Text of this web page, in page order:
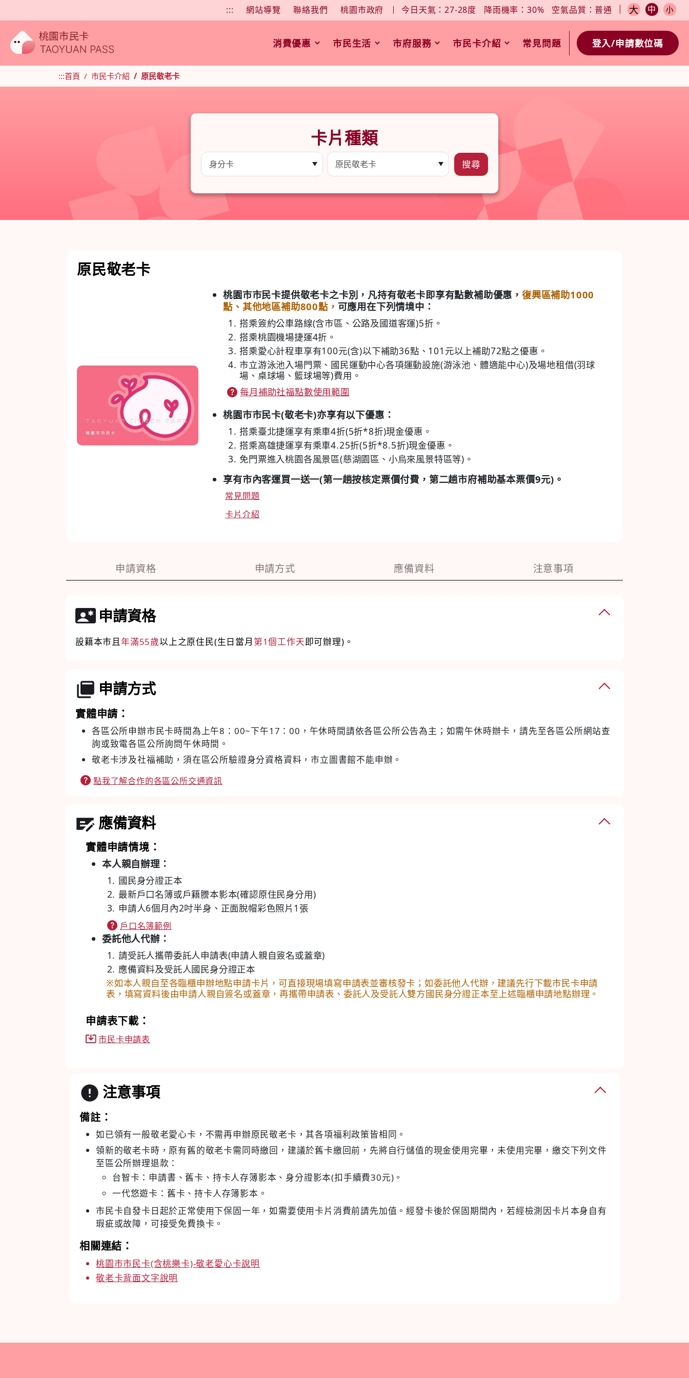
::: 網站導覽 聯絡我們 桃園市政府 今日天氣：27-28度 降雨機率：30% 空氣品質：普通 大 中 小
字型大小： 今日天氣：27-28度 降雨機率：30% 空氣品質：普通
消費優惠 市民生活 市府服務 市民卡介紹 常見問題 登入/申請數位碼
:::首頁 市民卡介紹 原民敬老卡
卡片種類
原民敬老卡
桃園市市民卡提供敬老卡之卡別，凡持有敬老卡即享有點數補助優惠， 復興區補助1000
點、其他地區補助800點， 可應用在下列情境中：
搭乘簽約公車路線(含市區、公路及國道客運)5折。
搭乘桃園機場捷運4折。
搭乘愛心計程車享有100元(含)以下補助36點、101元以上補助72點之優惠。
市立游泳池入場門票、國民運動中心各項運動設施(游泳池、體適能中心)及場地租借(羽球
場、桌球場、籃球場等)費用。
每月補助社福點數使用範圍
桃園市市民卡(敬老卡)亦享有以下優惠：
搭乘臺北捷運享有乘車4折(5折*8折)現金優惠。
搭乘高雄捷運享有乘車4.25折(5折*8.5折)現金優惠。
免門票進入桃園各風景區(慈湖園區、小烏來風景特區等)。
享有市內客運買一送一(第一趟按核定票價付費，第二趟市府補助基本票價9元)。
常見問題
卡片介紹
申請資格 申請方式 應備資料 注意事項
申請資格
設籍本市且年滿55歲以上之原住民(生日當月 第1個工作天即可辦理)。
申請方式
實體申請：
各區公所申辦市民卡時間為上午8：00~下午17：00，午休時間請依各區公所公告為主；如需午休時辦卡，請先至各區公所網站查
詢或致電各區公所詢問午休時間。
敬老卡涉及社福補助，須在區公所驗證身分資格資料，市立圖書館不能申辦。
點我了解合作的各區公所交通資訊
應備資料
實體申請情境：
本人親自辦理：
國民身分證正本
最新戶口名簿或戶籍謄本影本(確認原住民身分用)
申請人6個月內2吋半身、正面脫帽彩色照片1張
戶口名簿範例
委託他人代辦：
請受託人攜帶委託人申請表(申請人親自簽名或蓋章)
應備資料及受託人國民身分證正本
※如本人親自至各臨櫃申辦地點申請卡片，可直接現場填寫申請表並審核發卡；如委託他人代辦，建議先行下載市民卡申請
表，填寫資料後由申請人親自簽名或蓋章，再攜帶申請表、委託人及受託人雙方國民身分證正本至上述臨櫃申請地點辦理。
申請表下載：
市民卡申請表
注意事項
備註：
如已領有一般敬老愛心卡，不需再申辦原民敬老卡，其各項福利政策皆相同。
領新的敬老卡時，原有舊的敬老卡需同時繳回，建議於舊卡繳回前，先將自行儲值的現金使用完畢，未使用完畢，繳交下列文件
至區公所辦理退款：
台智卡：申請書、舊卡、持卡人存簿影本、身分證影本(扣手續費30元)。
一代悠遊卡：舊卡、持卡人存簿影本。
市民卡自發卡日起於正常使用下保固一年，如需要使用卡片消費前請先加值。經發卡後於保固期間內，若經檢測因卡片本身自有
瑕疵或故障，可接受免費換卡。
相關連結：
桃園市市民卡(含桃樂卡)-敬老愛心卡說明
敬老卡背面文字說明